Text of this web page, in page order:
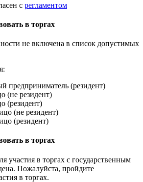
с регламентом
в торгах
не включена в список допустимых
предприниматель (резидент)
(не резидент)
(резидент)
(не резидент)
(резидент)
в торгах
участия в торгах с государственным
Пожалуйста, пройдите
в торгах.